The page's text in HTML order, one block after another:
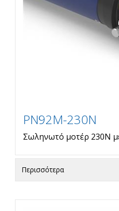
PN92M-230N
Σωληνωτό μοτέρ 230N
Περισσότερα